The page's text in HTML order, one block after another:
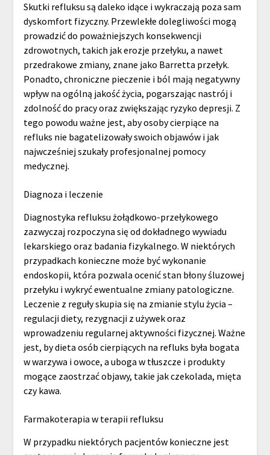
Skutki refluksu są daleko idące i wykraczają poza sam
dyskomfort fizyczny. Przewlekłe dolegliwości mogą
prowadzić do poważniejszych konsekwencji
zdrowotnych, takich jak erozje przełyku, a nawet
przedrakowe zmiany, znane jako Barretta przełyk.
Ponadto, chroniczne pieczenie i ból mają negatywny
wpływ na ogólną jakość życia, pogarszając nastrój i
zdolność do pracy oraz zwiększając ryzyko depresji. Z
tego powodu ważne jest, aby osoby cierpiące na
refluks nie bagatelizowały swoich objawów i jak
najwcześniej szukały profesjonalnej pomocy
medycznej.
Diagnoza i leczenie
Diagnostyka refluksu żołądkowo-przełykowego
zazwyczaj rozpoczyna się od dokładnego wywiadu
lekarskiego oraz badania fizykalnego. W niektórych
przypadkach konieczne może być wykonanie
endoskopii, która pozwala ocenić stan błony śluzowej
przełyku i wykryć ewentualne zmiany patologiczne.
Leczenie z reguły skupia się na zmianie stylu życia –
regulacji diety, rezygnacji z używek oraz
wprowadzeniu regularnej aktywności fizycznej. Ważne
jest, by dieta osób cierpiących na refluks była bogata
w warzywa i owoce, a uboga w tłuszcze i produkty
mogące zaostrzać objawy, takie jak czekolada, mięta
czy kawa.
Farmakoterapia w terapii refluksu
W przypadku niektórych pacjentów konieczne jest